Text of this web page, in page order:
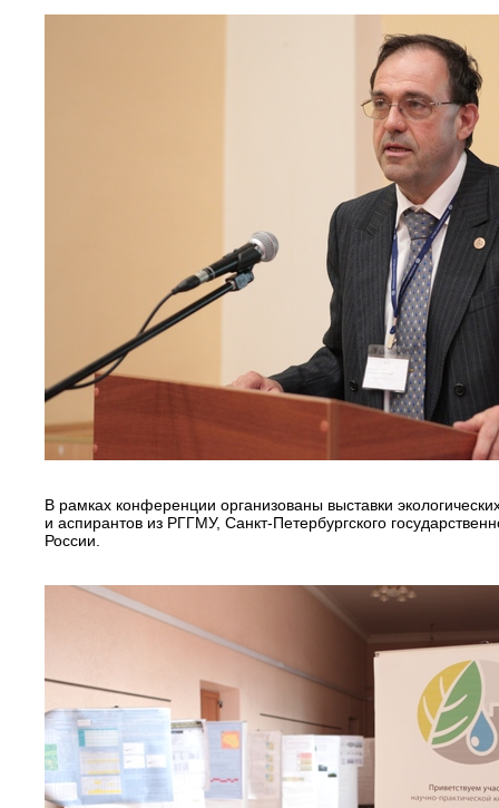
В рамках конференции организованы выставки
и аспирантов из РГГМУ, Санкт-Петербургского
России.